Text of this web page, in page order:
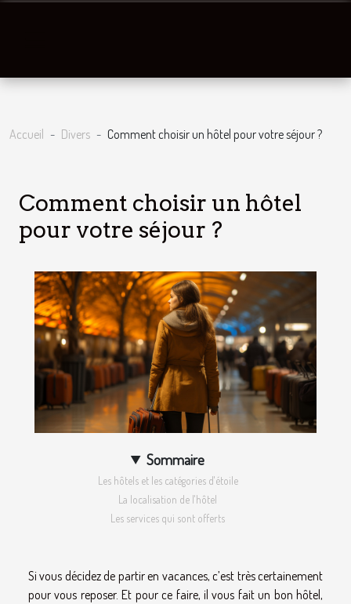
Accueil Divers Comment choisir un hôtel pour votre séjour ?
Comment choisir un hôtel
pour votre séjour ?
Sommaire
Les hôtels et les catégories d'étoile
La localisation de l'hôtel
Les services qui sont offerts
Si vous décidez de partir en vacances, c’est très certainement
pour vous reposer. Et pour ce faire, il vous fait un bon hôtel,